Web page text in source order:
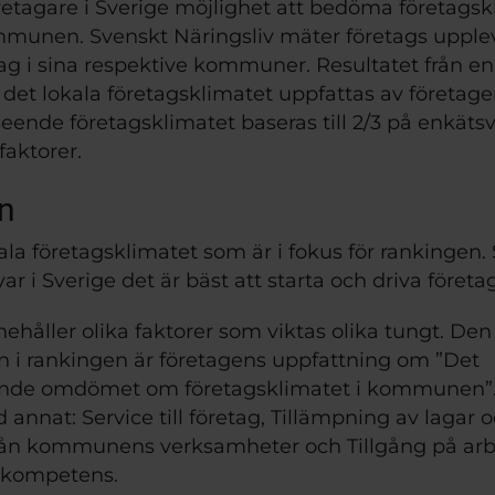
i Sverige möjlighet att bedöma
Svenskt Näringsliv mäter företags
i sina respektive kommuner. Resultatet från
lokala företagsklimatet uppfattas av
företagsklimatet baseras till 2/3 på
företagsklimatet som är i fokus för rankingen.
i Sverige det är bäst att starta och driva
olika faktorer som viktas olika tungt.
i rankingen är företagens uppfattning om ”Det
omdömet om företagsklimatet i
annat: Service till företag, Tillämpning av lagar
kommunens verksamheter och Tillgång på